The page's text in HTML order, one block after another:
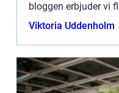
bloggen erbjuder vi
Bannerannonser är
Viktoria Uddenholm